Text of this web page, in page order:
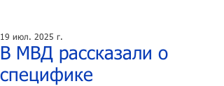
В МВД рассказали о
специфике
19 июл. 2025 г.